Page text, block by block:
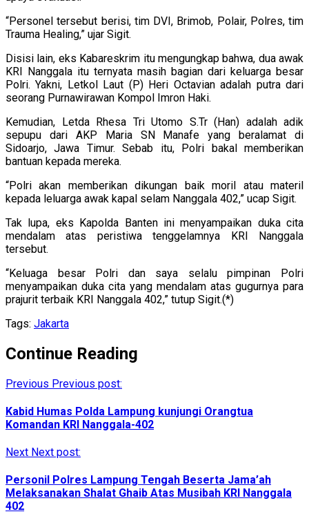
“Personel tersebut berisi, tim DVI, Brimob, Polair, Polres, tim
Trauma Healing,” ujar Sigit.
Disisi lain, eks Kabareskrim itu mengungkap bahwa, dua awak
KRI Nanggala itu ternyata masih bagian dari keluarga besar
Polri. Yakni, Letkol Laut (P) Heri Octavian adalah putra dari
seorang Purnawirawan Kompol Imron Haki.
Kemudian, Letda Rhesa Tri Utomo S.Tr (Han) adalah adik
sepupu dari AKP Maria SN Manafe yang beralamat di
Sidoarjo, Jawa Timur. Sebab itu, Polri bakal memberikan
bantuan kepada mereka.
“Polri akan memberikan dikungan baik moril atau materil
kepada leluarga awak kapal selam Nanggala 402,” ucap Sigit.
Tak lupa, eks Kapolda Banten ini menyampaikan duka cita
mendalam atas peristiwa tenggelamnya KRI Nanggala
tersebut.
“Keluaga besar Polri dan saya selalu pimpinan Polri
menyampaikan duka cita yang mendalam atas gugurnya para
prajurit terbaik KRI Nanggala 402,” tutup Sigit.(*)
Tags: Jakarta
Continue Reading
Previous Previous post:
Kabid Humas Polda Lampung kunjungi Orangtua
Komandan KRI Nanggala-402
Next Next post:
Personil Polres Lampung Tengah Beserta Jama’ah
Melaksanakan Shalat Ghaib Atas Musibah KRI Nanggala
402